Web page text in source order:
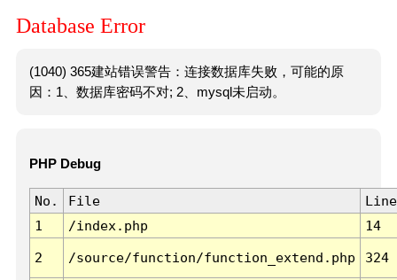
Database Error
(1040) 365建站错误警告：连接数据库失败，可能的原
因：1、数据库密码不对; 2、mysql未启动。
PHP Debug
No. File
Line
1
/index.php 14
2 /source/function/function_extend.php 324